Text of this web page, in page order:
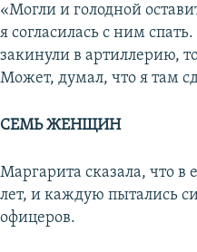
«Могли и голодной
я согласилась с ним
закинули в артиллерию,
Может, думал, что я там
СЕМЬ ЖЕНЩИН
Маргарита сказала, что в
лет, и каждую пытались
офицеров.